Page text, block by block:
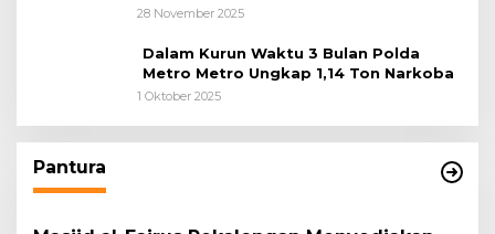
28 November 2025
Dalam Kurun Waktu 3 Bulan Polda
Metro Metro Ungkap 1,14 Ton Narkoba
1 Oktober 2025
Pantura